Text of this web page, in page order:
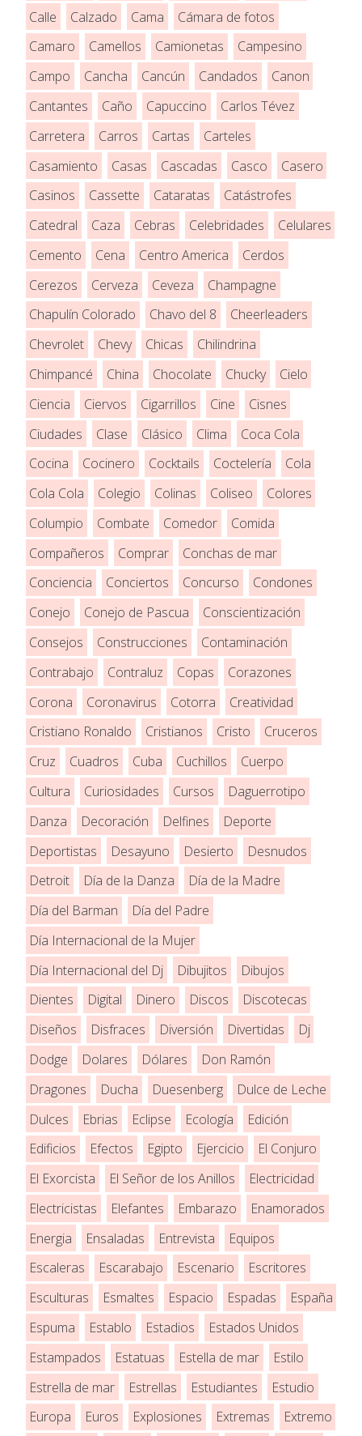
Calle
Calzado Cama
Cámara de fotos
Camaro
Camellos Camionetas
Campesino
Campo
Cancha Cancún Candados
Canon
Cantantes
Caño Capuccino
Carlos Tévez
Carretera
Carros Cartas
Carteles
Casamiento
Casas Cascadas Casco
Casero
Casinos
Cassette Cataratas
Catástrofes
Catedral
Caza Cebras Celebridades
Celulares
Cemento
Cena Centro America
Cerdos
Cerezos
Cerveza Ceveza
Champagne
Chapulín Colorado
Chavo del 8
Cheerleaders
Chevrolet
Chevy Chicas
Chilindrina
Chimpancé
China Chocolate Chucky
Cielo
Ciencia
Ciervos Cigarrillos Cine
Cisnes
Ciudades
Clase Clásico Clima
Coca Cola
Cocina
Cocinero Cocktails Coctelería
Cola
Cola Cola
Colegio Colinas Coliseo
Colores
Columpio
Combate Comedor
Comida
Compañeros
Comprar
Conchas de mar
Conciencia
Conciertos Concurso
Condones
Conejo
Conejo de Pascua
Conscientización
Consejos
Construcciones
Contaminación
Contrabajo
Contraluz Copas
Corazones
Corona
Coronavirus Cotorra
Creatividad
Cristiano Ronaldo
Cristianos Cristo
Cruceros
Cruz
Cuadros Cuba Cuchillos
Cuerpo
Cultura
Curiosidades Cursos
Daguerrotipo
Danza
Decoración Delfines
Deporte
Deportistas
Desayuno Desierto
Desnudos
Detroit
Día de la Danza
Día de la Madre
Día del Barman
Día del Padre
Día Internacional de la Mujer
Día Internacional del Dj
Dibujitos
Dibujos
Dientes
Digital Dinero Discos
Discotecas
Diseños
Disfraces Diversión Divertidas
Dj
Dodge
Dolares Dólares
Don Ramón
Dragones
Ducha Duesenberg
Dulce de Leche
Dulces
Ebrias Eclipse Ecología
Edición
Edificios
Efectos Egipto Ejercicio
El Conjuro
El Exorcista
El Señor de los Anillos
Electricidad
Electricistas
Elefantes Embarazo
Enamorados
Energia
Ensaladas Entrevista
Equipos
Escaleras
Escarabajo Escenario
Escritores
Esculturas
Esmaltes Espacio Espadas
España
Espuma
Establo Estadios
Estados Unidos
Estampados
Estatuas Estella de mar
Estilo
Estrella de mar
Estrellas Estudiantes
Estudio
Europa
Euros Explosiones Extremas Extremo